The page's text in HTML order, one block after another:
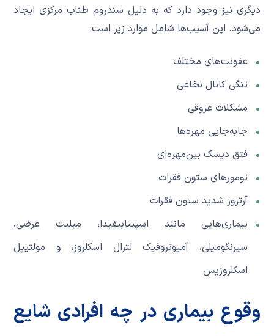
دیگری نیز وجود دارد که به دلیل سندروم طناب مرکزی ایجاد
می‌شود. این آسیب‌ها شامل موارد زیر است:
عفونت‌های مختلف
تنگی کانال نخاعی
مشکلات عروقی
جابه‌جایی مهره‌ها
فتق دیسک بین‌مهره‌ای
تومورهای ستون فقرات
آرتروز شدید ستون فقرات
بیماری‌هایی مانند اسپینابیفیدا، میلیت عرضی،
سیرنگومیلی، آمیوتروفیک لترال اسکلروز، و مولتیپل
اسکلروزیس
وقوع بیماری در چه افرادی شایع